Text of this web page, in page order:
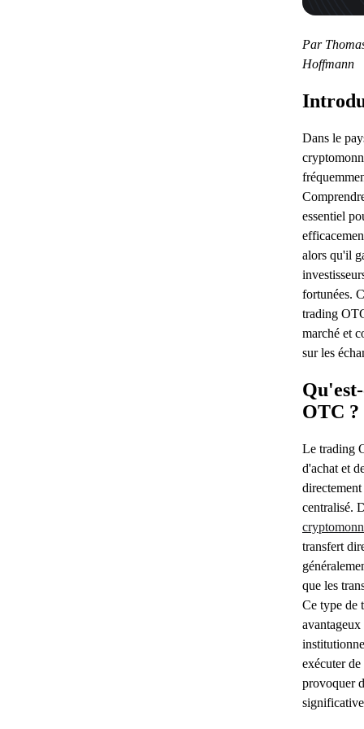
Par
Hoffmann
Dans le
essentiel
alors qu'il
fortunées.
trading
marché et
sur les
OTC ?
Le trading
d'achat et
centralisé.
transfert
que les
Ce type de
avantageux
exécuter de
provoquer